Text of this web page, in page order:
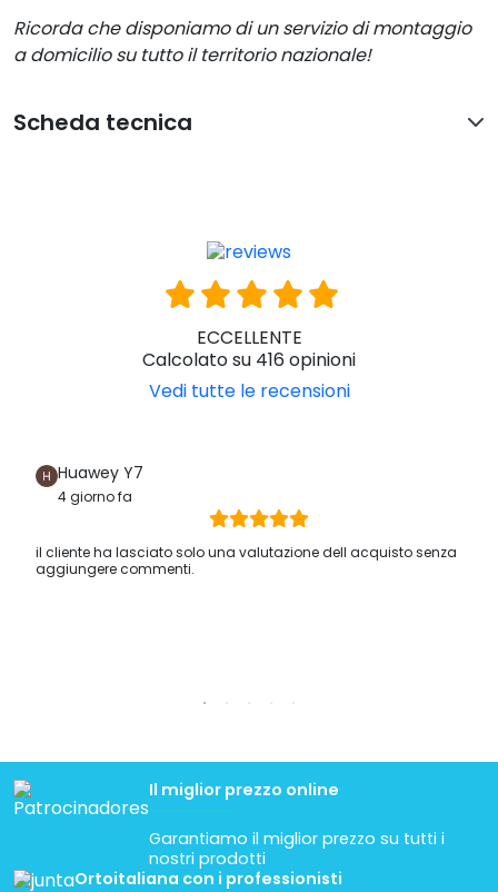
Ricorda che disponiamo di un servizio di montaggio
a domicilio su tutto il territorio nazionale!
Scheda tecnica
ECCELLENTE
Calcolato su 416 opinioni
Vedi tutte le recensioni
Huawey Y7
4 giorno fa
il cliente ha lasciato solo una valutazione dell acquisto senza
aggiungere commenti.
Il miglior prezzo online
Garantiamo il miglior prezzo su tutti i
nostri prodotti
Ortoitaliana con i professionisti